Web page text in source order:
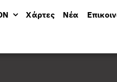
Χάρτες Νέα